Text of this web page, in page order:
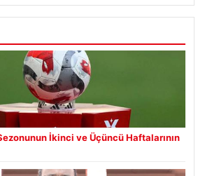
İkinci ve Üçüncü Haftalarının